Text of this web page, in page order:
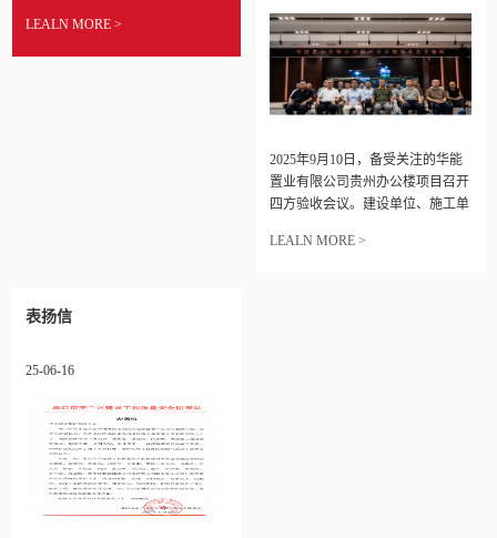
LEALN MORE >
2025年9月10日，备受关注的华能
置业有限公司贵州办公楼项目召开
四方验收会议。建设单位、施工单
阳分公司、物业单位等多方单位负
LEALN MORE >
表扬信
25-06-16